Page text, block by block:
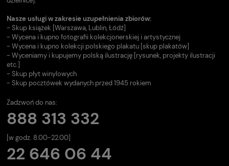
Nasze usługi w zakresie uzupełnienia zbiorów:
- Skup książek [Warszawa, Lublin, Łódź]
- Wycena i kupno fotografii kolekcjonerskiej i artystycznej
- Wycena i kupno kolekcji polskiego plakatu [skup plakatów]
- Wyceniamy i kupujemy polską ilustrację [rysunek, projekty ilustracji
etc.]
- Skup płyt winylowych
- Skup pocztówek wydanych przed 1945 rokiem
Zadzwoń do nas:
888 313 332
[w godz. 8.00-22.00]
22 646 06 44